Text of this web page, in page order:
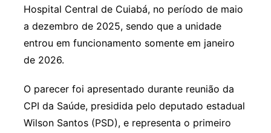
Hospital Central de Cuiabá, no período de maio
a dezembro de 2025, sendo que a unidade
entrou em funcionamento somente em janeiro
de 2026.
O parecer foi apresentado durante reunião da
CPI da Saúde, presidida pelo deputado estadual
Wilson Santos (PSD), e representa o primeiro